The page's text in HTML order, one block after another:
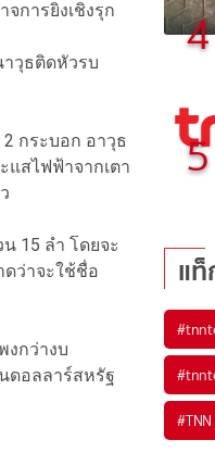
การยิงเชิงรุก
วุธติดหัวรบ
กระบอก อาวุธ
แสไฟฟ้าจากเตา
15 ลำ โดยจะ
ดว่าจะใช้ชื่อ
งกว่างบ
ดอลลาร์สหรัฐ
4
5
แ
#
#
#